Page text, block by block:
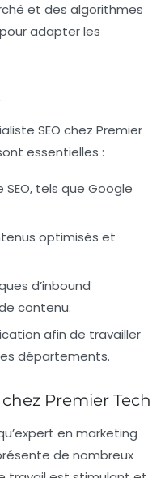
et des algorithmes
adapter les
SEO chez Premier
essentielles :
tels que Google
optimisés et
d’inbound
contenu.
afin de travailler
départements.
Premier Tech
en marketing
de nombreux